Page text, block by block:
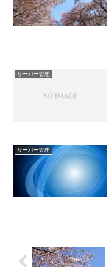
サーバー管理
サーバー管理